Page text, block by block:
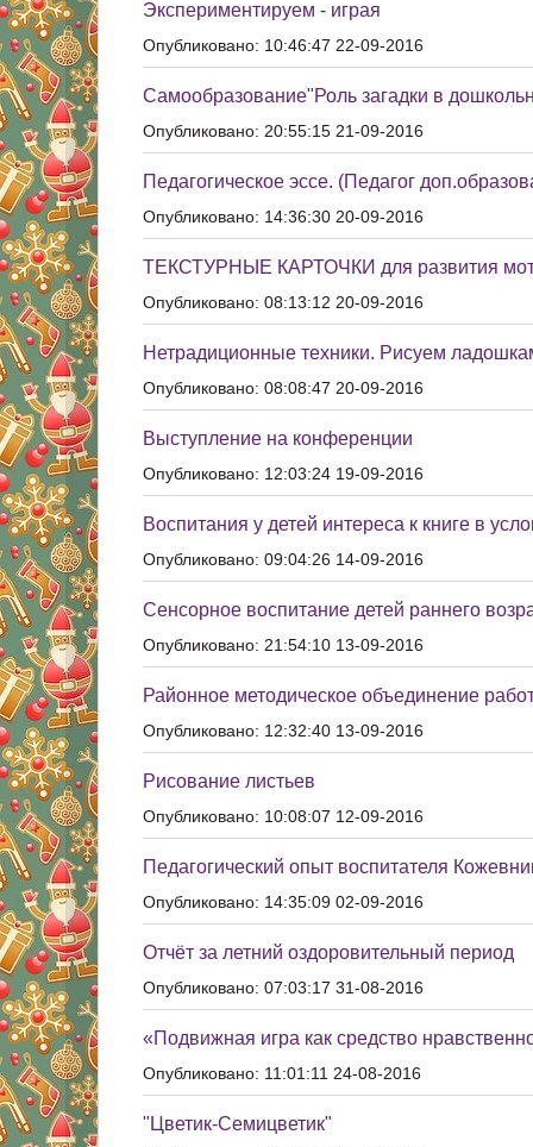
Экспериментируем - играя
Опубликовано: 10:46:47 22-09-2016
Самообразование"Роль загадки в
Опубликовано: 20:55:15 21-09-2016
Педагогическое эссе. (Педагог
Опубликовано: 14:36:30 20-09-2016
ТЕКСТУРНЫЕ КАРТОЧКИ для развития
Опубликовано: 08:13:12 20-09-2016
Нетрадиционные техники. Рисуем
Опубликовано: 08:08:47 20-09-2016
Выступление на конференции
Опубликовано: 12:03:24 19-09-2016
Воспитания у детей интереса к книге в
Опубликовано: 09:04:26 14-09-2016
Сенсорное воспитание детей раннего
Опубликовано: 21:54:10 13-09-2016
Районное методическое объединение
Опубликовано: 12:32:40 13-09-2016
Рисование листьев
Опубликовано: 10:08:07 12-09-2016
Педагогический опыт воспитателя
Опубликовано: 14:35:09 02-09-2016
Отчёт за летний оздоровительный период
Опубликовано: 07:03:17 31-08-2016
«Подвижная игра как средство
Опубликовано: 11:01:11 24-08-2016
"Цветик-Семицветик"